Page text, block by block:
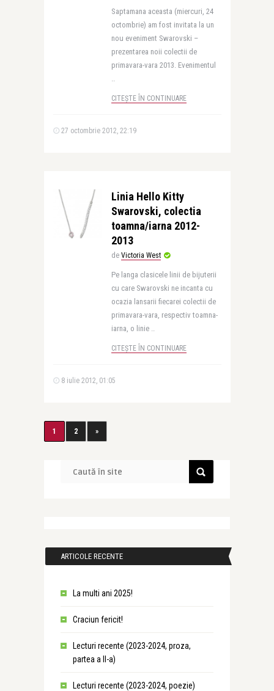
Saptamana aceasta (miercuri, 24
octombrie) am fost invitata la un
nou eveniment Swarovski –
prezentarea noii colectii de
primavara-vara 2013. Evenimentul
..
CITEȘTE ÎN CONTINUARE
27 octombrie 2012, 22:19
Linia Hello Kitty
Swarovski, colectia
toamna/iarna 2012-
2013
de Victoria West
Pe langa clasicele linii de bijuterii
cu care Swarovski ne incanta cu
ocazia lansarii fiecarei colectii de
primavara-vara, respectiv toamna-
iarna, o linie ..
CITEȘTE ÎN CONTINUARE
8 iulie 2012, 01:05
1 2 »
ARTICOLE RECENTE
La multi ani 2025!
Craciun fericit!
Lecturi recente (2023-2024, proza,
partea a II-a)
Lecturi recente (2023-2024, poezie)